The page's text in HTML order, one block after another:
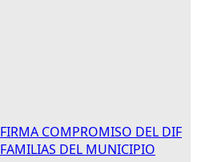
COMPROMISO DEL DIF
DEL MUNICIPIO